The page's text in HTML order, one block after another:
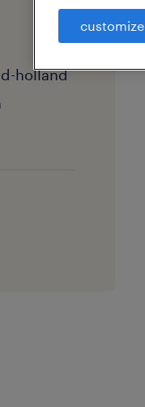
holland
customize